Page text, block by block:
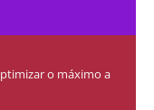
o máximo a